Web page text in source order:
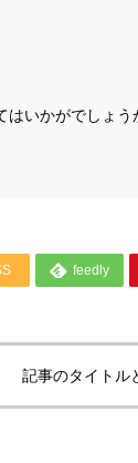
はいかがでしょう
 feedly
記事のタイトル